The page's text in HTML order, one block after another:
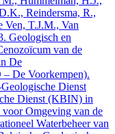
Reindersma, R.,
Ven, T.J.M., Van
Geologisch en
van de
De
De Voorkempen).
Dienst
Dienst (KBIN) in
voor Omgeving van de
Waterbeheer van